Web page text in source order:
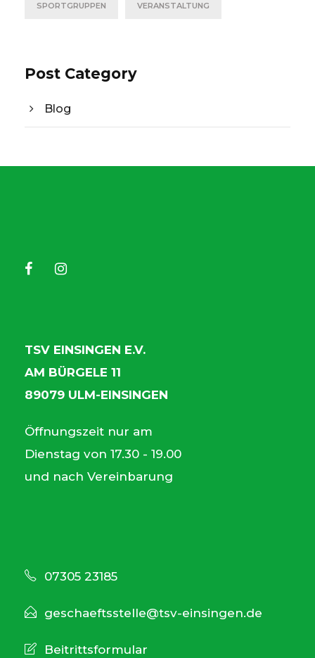
SPORTGRUPPEN VERANSTALTUNG
Post Category
Blog
TSV EINSINGEN E.V.
AM BÜRGELE 11
89079 ULM-EINSINGEN
Öffnungszeit nur am
Dienstag von 17.30 - 19.00
und nach Vereinbarung
07305 23185
geschaeftsstelle@tsv-einsingen.de
Beitrittsformular